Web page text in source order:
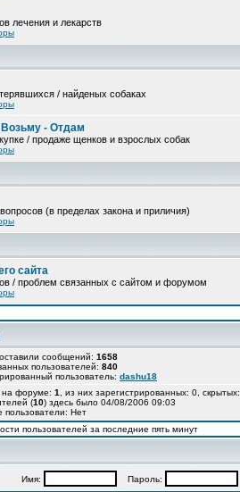
лечения и лекарств
/ найденых собаках
- Отдам
/ продаже щенков и взрослых собак
(в пределах закона и приличия)
сайта
/ проблем связанных с сайтом и форумом
сообщений: 1658
пользователей: 840
пользователь: dashu18
на форуме: 1
, из них зарегистрированных: 0,
(10) здесь было 04/08/2006 09:03
пользователи: Нет
пользователей за последние пять минут
Имя: Пароль: